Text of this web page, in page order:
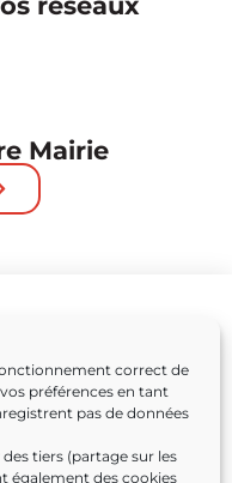
correct de
préférences en tant
pas de données
tiers (partage sur les
également des cookies
Mairie